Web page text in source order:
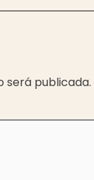
será publicada.